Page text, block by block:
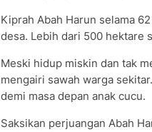
Kiprah Abah Harun selama
desa. Lebih dari 500 hektare
Meski hidup miskin dan tak
mengairi sawah warga
demi masa depan anak cucu.
Saksikan perjuangan Abah